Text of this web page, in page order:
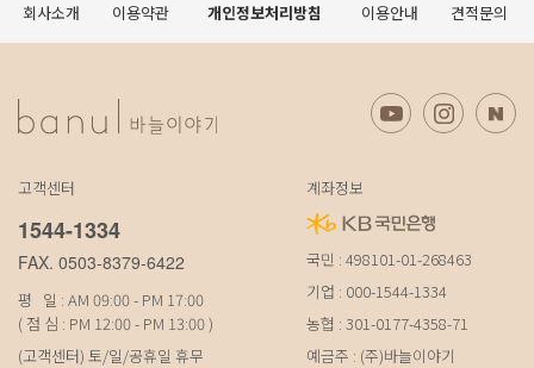
회사소개 이용약관 개인정보처리방침 이용안내 견적문의
고객센터
1544-1334
FAX. 0503-8379-6422
평 일 : AM 09:00 - PM 17:00
( 점 심 : PM 12:00 - PM 13:00 )
(고객센터) 토/일/공휴일 휴무
계좌정보
국민 : 498101-01-268463
기업 : 000-1544-1334
농협 : 301-0177-4358-71
예금주 : (주)바늘이야기